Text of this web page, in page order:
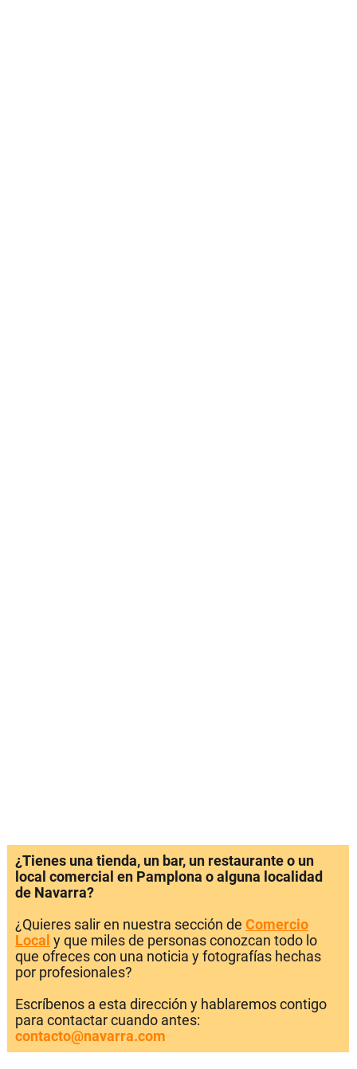
¿Tienes una tienda, un bar, un restaurante o un
local comercial en Pamplona o alguna localidad
de Navarra?
¿Quieres salir en nuestra sección de Comercio
Local y que miles de personas conozcan todo lo
que ofreces con una noticia y fotografías hechas
por profesionales?
Escríbenos a esta dirección y hablaremos contigo
para contactar cuando antes:
contacto@navarra.com